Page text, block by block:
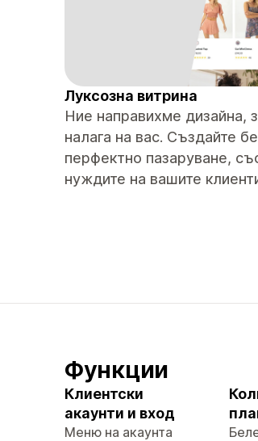
Луксозна витрина
Ние направихме дизайна,
налага на вас. Създайте
перфектно пазаруване,
нуждите на вашите
Функции
Клиентски
акаунти и вход
Меню на акаунта